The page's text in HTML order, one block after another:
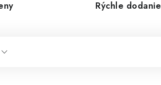
Rýchle dodanie